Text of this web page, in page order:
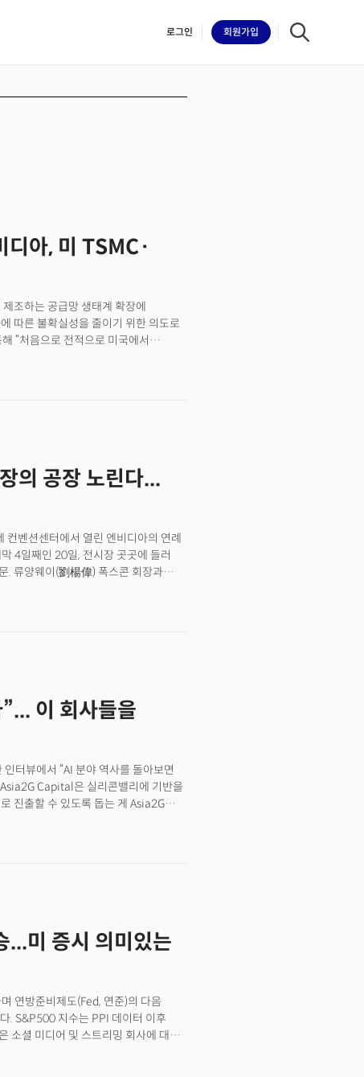
로그인 회원가입
디아, 미 TSMC·
조하는 공급망 생태계 확장에
따른 불확실성을 줄이기 위한 의도로
“처음으로 전적으로 미국에서
랙웰(Blackwell) 칩을, 텍사스주에서
의 공장 노린다...
벤션센터에서 열린 엔비디아의 연례
4일째인 20일, 전시장 곳곳에 들러
. 류양웨이(劉楊偉) 폭스콘 회장과
'형제애'를 과시한 것이다.이 장면은
매출이 아이폰 매출을 뛰어넘을
이 회사들을
터뷰에서 “AI 분야 역사를 돌아보면
Capital은 실리콘밸리에 기반을
진출할 수 있도록 돕는 게 Asia2G
북과학기술원(DGIST) 전기전자
...미 증시 의미있는
연방준비제도(Fed, 연준)의 다음
. S&P500 지수는 PPI 데이터 이후
소셜 미디어 및 스트리밍 회사에 대한
자물가지수(PPI) 데이터는 다음 주